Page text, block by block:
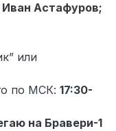
Иван Астафуров;
или
по МСК: 17:30-
на Бравери-1